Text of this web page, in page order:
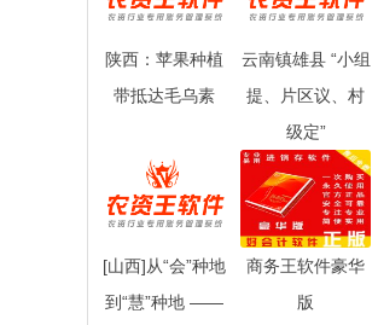
陕西：苹果种植
带抵达毛乌素
云南镇雄县 “小组
提、片区议、村
级定”
[山西]从“会”种地
到“慧”种地 ——
商务王软件豪华
版